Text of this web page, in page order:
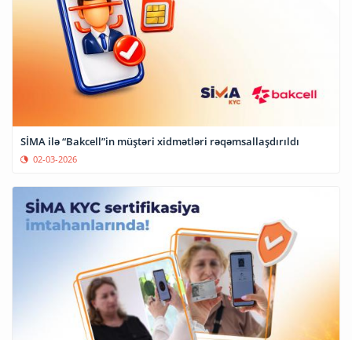
SİMA ilə “Bakcell”in müştəri xidmətləri rəqəmsallaşdırıldı
02-03-2026